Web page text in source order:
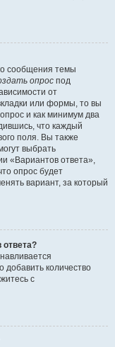
сообщения темы
опрос под
от
или формы, то вы
и как минимум два
что каждый
поля. Вы также
выбрать
«Вариантов ответа»,
опрос будет
вариант, за который
ответа?
количество
с